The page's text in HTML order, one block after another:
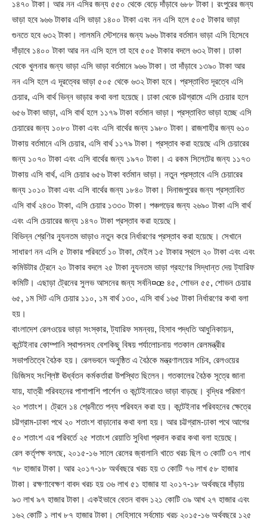
১৪৭০ টাকা। আর নন এসির জন্য ৫৫০ থেকে বেড়ে দাঁড়াবে ৬৮৮ টাকা। রংপুরের জন্য
ভাড়া হবে ৯৬৬ টাকার এসি ভাড়া ১৪০০ টাকা এবং নন এসি হলে ৫০৫ টাকার ভাড়া
গুনতে হবে ৬৩২ টাকা। লালমনি স্টেশনের জন্য ৯৬৬ টাকার বর্তমান ভাড়া এসি হিসেবে
দাঁড়াবে ১৪০০ টাকা আর নন এসি হলে তা হবে ৫০৫ টাকার বদলে ৬৩২ টাকা। ঢাকা
থেকে খুলনার জন্য ভাড়া এসি ভাড়া বর্তমানে ৯৬৬ টাকা। তা দাঁড়াবে ১৩৯০ টাকা আর
নন এসি হলে এ দূরত্বের ভাড়া ৫০৫ থেকে ৬৩২ টাকা হবে। প্রস্তাবিত দূরত্বে এসি
চেয়ার, এসি বার্থ ভিন্ন ভাড়ার কথা বলা হয়েছে। ঢাকা থেকে চট্টগ্রামে এসি চেয়ার হলে
৬৫৬ টাকা ভাড়া, এসি বার্থ হলে ১১৭৯ টাকা বর্তমান ভাড়া। প্রস্তাবিত ভাড়া হচ্ছে এসি
চেয়ারের জন্য ১০৮০ টাকা এবং এসি বার্থের জন্য ১৯৮০ টাকা। রাজশাহীর জন্য ৬১০
টাকায় বর্তমানে এসি চেয়ার, এসি বার্থ ১১৭৯ টাকা। প্রস্তাব করা হয়েছে এসি চেয়ারের
জন্য ১০৭০ টাকা এবং এসি বার্থের জন্য ১৯৭০ টাকা। এ রকম সিলেটের জন্য ১১৭৩
টাকায় এসি বার্থ, এসি চেয়ার ৬৫৬ টাকা বর্তমান ভাড়া। নতুন প্রস্তাবে এসি চেয়ারের
জন্য ১০১০ টাকা এবং এসি বার্থের জন্য ১৮৪০ টাকা। দিনাজপুরের জন্য প্রস্তাবিত
এসি বার্থ ২৪৩০ টাকা, এসি চেয়ার ১৩৩০ টাকা। পঞ্চগড়ের জন্য ২৬৯০ টাকা এসি বার্থ
এবং এসি চেয়ারের জন্য ১৪৭০ টাকা প্রস্তাব করা হয়েছে।
বিভিন্ন শ্রেণির ন্যূনতম ভাড়াও নতুন করে নির্ধারণের প্রস্তাব করা হয়েছে। সেখানে
সাধারণ নন এসি ৫ টাকার পরিবর্তে ১০ টাকা, মেইল ১৫ টাকার স্থলে ২০ টাকা এবং এবং
কমিউটার ট্রেনে ২০ টাকার বদলে ২৫ টাকা ন্যূনতম ভাড়া গ্রহণের সিদ্ধান্ত দেয় ট্যারিফ
কমিটি। এছাড়া ট্রেনের সুলভ আসনের জন্য সর্বনি¤œ ৪৫, শোভন ৫৫, শোভন চেয়ার
৬৫, ১ম সিট এসি চেয়ার ১১০, ১ম বার্থ ১৩০, এসি বার্থ ১৬৫ টাকা নির্ধারণের কথা বলা
হয়।
বাংলাদেশ রেলওয়ের ভাড়া সংস্কার, ট্যারিফ সমন্বয়, হিসাব পদ্ধতি আধুনিকায়ন,
কন্টেইনার কোম্পানি স্থাপনসহ বেশকিছু বিষয় পর্যালোচনায় গতকাল রেলমন্ত্রীর
সভাপতিত্বে বৈঠক হয়। রেলভবনে অনুষ্ঠিত এ বৈঠকে মন্ত্রণালয়ের সচিব, রেলওয়ের
ডিজিসহ সংশ্লিষ্ট ঊর্ধ্বতন কর্মকর্তারা উপস্থিত ছিলেন। গতকালের বৈঠক সূত্রে জানা
যায়, যাত্রী পরিবহনের পাশাপাশি পার্শেল ও কন্টেইনারেও ভাড়া বাড়ছে। বৃদ্ধির পরিমাণ
২০ শতাংশ। ট্রেনে ১৪ শ্রেনীতে পন্য পরিবহন করা হয়। কন্টেইনার পরিবহনের ক্ষেত্রে
চট্টগ্রাম-ঢাকা পথে ২০ শতাংশ বাড়ানোর কথা বলা হয়। আর চট্টগ্রাম-ঢাকা পথে আগের
৫০ শতাংশ এর পরিবর্তে ২৫ শতাংশ রেয়াতি সুবিধা প্রদান করার কথা বলা হয়েছে।
রেল কর্তৃপক্ষ বলছে, ২০১৫-১৬ সালে রেলের জ্বালানি খাতে খরচ ছিল ৩ কোটি ৩৭ লাখ
৭৮ হাজার টাকা। আর ২০১৭-১৮ অর্থবছরে খরচ হয় ৩ কোটি ৭৬ লাখ ৫৮ হাজার
টাকা। রক্ষণাবেক্ষণ বাবদ খরচ হয় ৩৬ লাখ ৫১ হাজার যা ২০১৭-১৮ অর্থবছরে দাঁড়ায়
৯৩ লাখ ৯৭ হাজার টাকা। একইভাবে বেতন বাবদ ১২১ কোটি ৩৯ আখ ২৭ হাজার এবং
১৬২ কোটি ১ লাখ ৮৭ হাজার টাকা। সেহিসাবে সর্বমোচ খরচ ২০১৫-১৬ অর্থবছরে ১২৫